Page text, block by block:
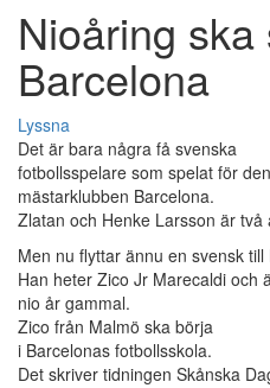
Nioåring
Barcelona
Lyssna
Det är bara några få svenska
fotbollsspelare som spelat för
mästarklubben Barcelona.
Zlatan och Henke Larsson är två
Men nu flyttar ännu en svensk till
Han heter Zico Jr Marecaldi och
nio år gammal.
Zico från Malmö ska börja
i Barcelonas fotbollsskola.
Det skriver tidningen Skånska